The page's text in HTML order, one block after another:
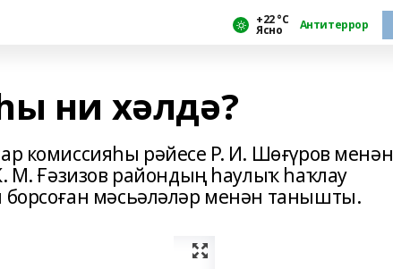
+22 °С
Ясно Антитеррор
ни хәлдә?
комиссияһы рәйесе Р. И. Шөғүров менән
М. Ғәзизов райондың һаулыҡ һаҡлау
мәсьәләләр менән танышты.